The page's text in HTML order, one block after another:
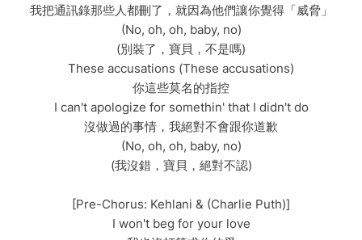
我把通訊錄那些人都刪了，就因為他們讓你覺得「威脅」
(No, oh, oh, baby, no)
(別裝了，寶貝，不是嗎)
These accusations (These accusations)
你這些莫名的指控
I can't apologize for somethin' that I didn't do
沒做過的事情，我絕對不會跟你道歉
(No, oh, oh, baby, no)
(我沒錯，寶貝，絕對不認)
[Pre-Chorus: Kehlani & (Charlie Puth)]
I won't beg for your love